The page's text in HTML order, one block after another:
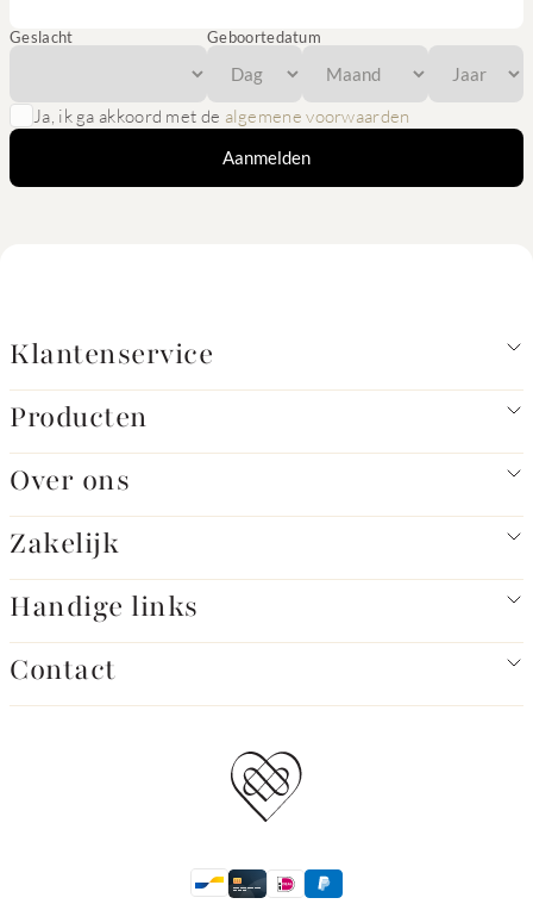
Geslacht Geboortedatum
Ja, ik ga akkoord met de algemene voorwaarden
Aanmelden
Klantenservice
Producten
Over ons
Zakelijk
Handige links
Contact